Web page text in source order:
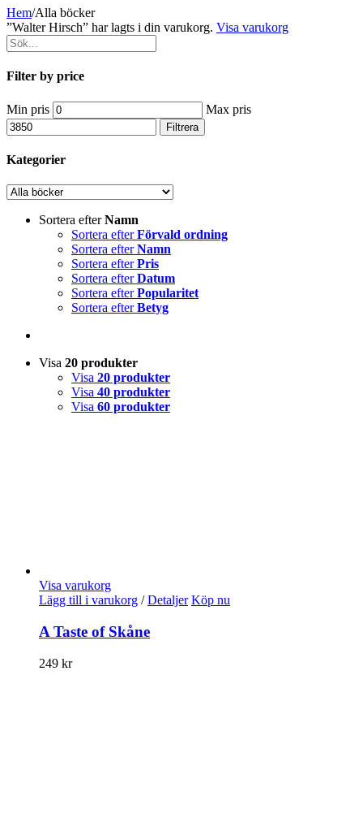
Hem/Alla böcker
”Walter Hirsch” har lagts i din varukorg. Visa varukorg
Filter by price
Min pris Max pris
Filtrera
Kategorier
Sortera efterNamn
Sortera efterFörvald ordning
Sortera efterNamn
Sortera efterPris
Sortera efterDatum
Sortera efterPopularitet
Sortera efterBetyg
Visa 20 produkter
Visa 20 produkter
Visa 40 produkter
Visa 60 produkter
Visa varukorg
Lägg till i varukorg / Detaljer Köp nu
A Taste of Skåne
249 kr